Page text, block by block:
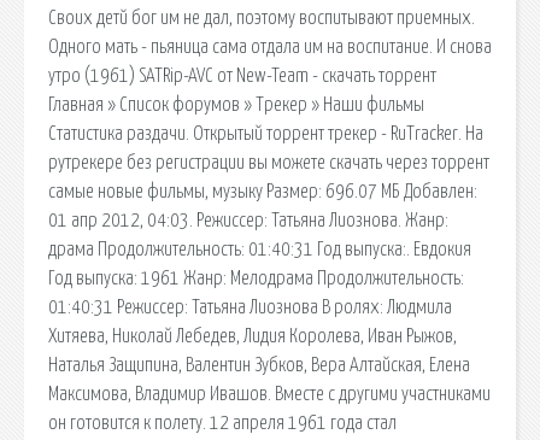
Своих детй бог им не дал, поэтому воспитывают приемных.
Одного мать - пьяница сама отдала им на воспитание. И снова
утро (1961) SATRip-AVC от New-Team - скачать торрент
Главная » Список форумов » Трекер » Наши фильмы
Статистика раздачи. Открытый торрент трекер - RuTracker. На
рутрекере без регистрации вы можете скачать через торрент
самые новые фильмы, музыку Размер: 696.07 МБ Добавлен:
01 апр 2012, 04:03. Режиссер: Татьяна Лиознова. Жанр:
драма Продолжительность: 01:40:31 Год выпуска:. Евдокия
Год выпуска: 1961 Жанр: Мелодрама Продолжительность:
01:40:31 Режиссер: Татьяна Лиознова В ролях: Людмила
Хитяева, Николай Лебедев, Лидия Королева, Иван Рыжов,
Наталья Защипина, Валентин Зубков, Вера Алтайская, Елена
Максимова, Владимир Ивашов. Вместе с другими участниками
он готовится к полету. 12 апреля 1961 года стал